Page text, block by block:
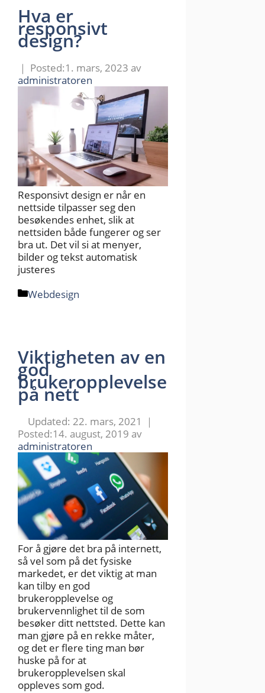
Hva er
responsivt
design?
1. mars, 2023 av
administratoren
Responsivt design er når en
nettside tilpasser seg den
besøkendes enhet, slik at
nettsiden både fungerer og ser
bra ut. Det vil si at menyer,
bilder og tekst automatisk
justeres
Kategorier
Webdesign
Viktigheten av en
god
brukeropplevelse
på nett
22. mars, 2021
14. august, 2019 av
administratoren
For å gjøre det bra på internett,
så vel som på det fysiske
markedet, er det viktig at man
kan tilby en god
brukeropplevelse og
brukervennlighet til de som
besøker ditt nettsted. Dette kan
man gjøre på en rekke måter,
og det er flere ting man bør
huske på for at
brukeropplevelsen skal
oppleves som god.